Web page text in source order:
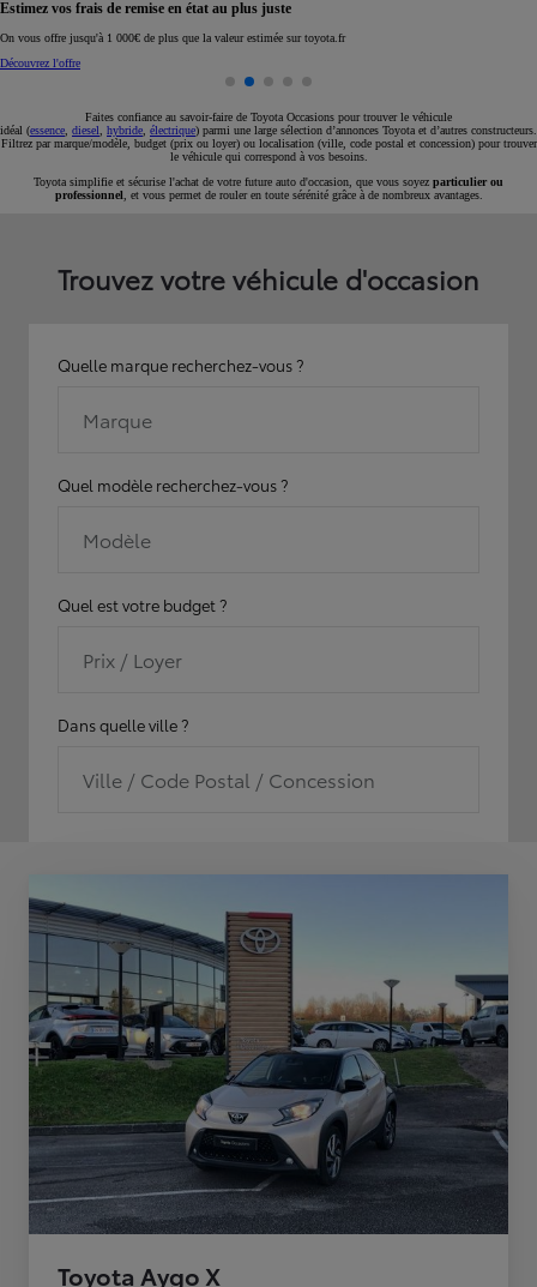
Réservez en ligne votre occasion pour 1€ seulement
Réservez en ligne
Faites confiance au savoir-faire de Toyota Occasions pour trouver le véhicule
idéal (essence diesel hybride électrique) parmi une large sélection d’annonces Toyota et d’autres constructeurs.
Filtrez par marque/modèle, budget (prix ou loyer) ou localisation (ville, code postal et concession) pour trouver
le véhicule qui correspond à vos besoins.
Toyota simplifie et sécurise l'achat de votre future auto d'occasion, que vous soyez particulier ou
professionnel , et vous permet de rouler en toute sérénité grâce à de nombreux avantages.
Trouvez votre véhicule d'occasion
Quelle marque recherchez-vous ?
Marque
Quel modèle recherchez-vous ?
Modèle
Quel est votre budget ?
Prix / Loyer
Dans quelle ville ?
Ville / Code Postal / Concession
Toyota Aygo X